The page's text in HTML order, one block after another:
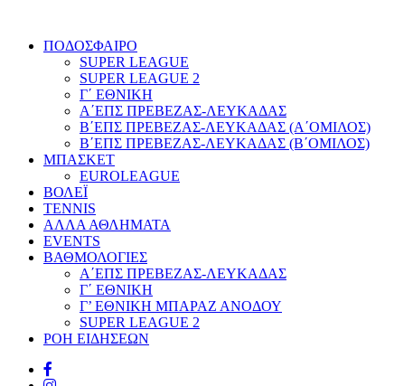
ΠΟΔΟΣΦΑΙΡΟ
SUPER LEAGUE
SUPER LEAGUE 2
Γ΄ ΕΘΝΙΚΗ
Α΄ΕΠΣ ΠΡΕΒΕΖΑΣ-ΛΕΥΚΑΔΑΣ
Β΄ΕΠΣ ΠΡΕΒΕΖΑΣ-ΛΕΥΚΑΔΑΣ (Α΄ΟΜΙΛΟΣ)
Β΄ΕΠΣ ΠΡΕΒΕΖΑΣ-ΛΕΥΚΑΔΑΣ (Β΄ΟΜΙΛΟΣ)
ΜΠΑΣΚΕΤ
EUROLEAGUE
ΒΟΛΕΪ
TENNIS
ΑΛΛΑ ΑΘΛΗΜΑΤΑ
EVENTS
ΒΑΘΜΟΛΟΓΙΕΣ
Α΄ΕΠΣ ΠΡΕΒΕΖΑΣ-ΛΕΥΚΑΔΑΣ
Γ΄ ΕΘΝΙΚΗ
Γ’ ΕΘΝΙΚΗ ΜΠΑΡΑΖ ΑΝΟΔΟΥ
SUPER LEAGUE 2
ΡΟΗ ΕΙΔΗΣΕΩΝ